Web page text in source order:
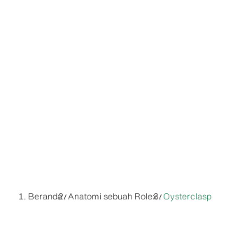
Beranda/Anatomi sebuah Rolex/Oysterclasp